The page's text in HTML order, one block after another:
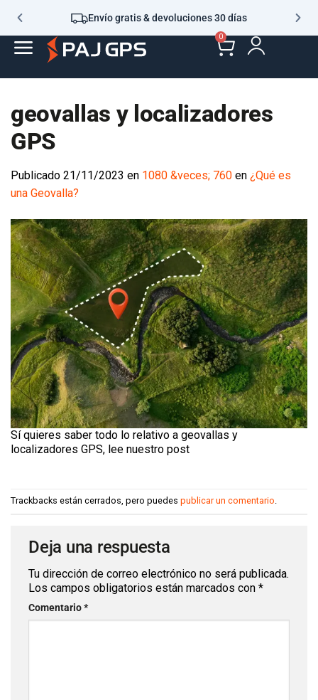
Envío gratis & devoluciones 30 días
0
geovallas y localizadores
GPS
Publicado 21/11/2023 en 1080 &veces; 760 en ¿Qué es
una Geovalla?
Sí quieres saber todo lo relativo a geovallas y
localizadores GPS, lee nuestro post
Trackbacks están cerrados, pero puedes publicar un comentario.
Deja una respuesta
Tu dirección de correo electrónico no será publicada.
Los campos obligatorios están marcados con *
Comentario*